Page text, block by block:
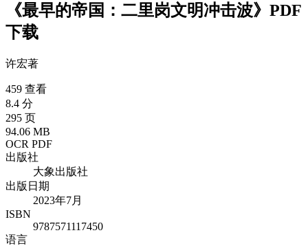
《最早的帝国：二里岗文明冲击波》PDF
下载
许宏著
459 查看
8.4 分
295 页
94.06 MB
OCR PDF
出版社
大象出版社
出版日期
2023年7月
ISBN
9787571117450
语言